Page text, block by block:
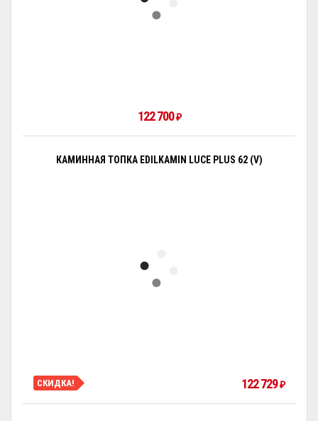
122 700₽
КАМИННАЯ ТОПКА EDILKAMIN LUCE PLUS 62 (V)
СКИДКА! 122 729₽